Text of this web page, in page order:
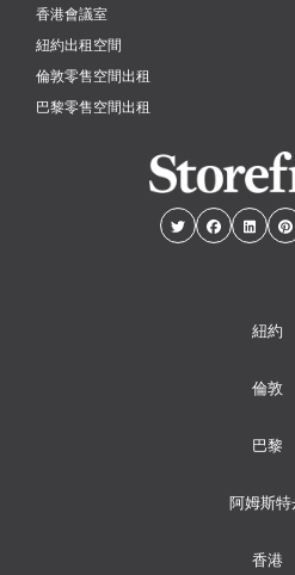
香港會議室
紐約出租空間
倫敦零售空間出租
巴黎零售空間出租
紐約
倫敦
巴黎
阿姆斯特
香港